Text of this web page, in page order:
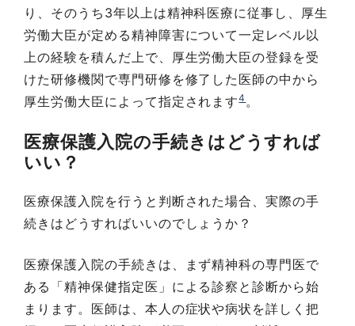
り、そのうち3年以上は精神科医療に従事し、厚生
労働大臣が定める精神障害について一定レベル以
上の経験を積んだ上で、厚生労働大臣の登録を受
けた研修機関で専門研修を修了した医師の中から
厚生労働大臣によって指定されます4。
医療保護入院の手続きはどうすれば
いい？
医療保護入院を行うと判断された場合、実際の手
続きはどうすればいいのでしょうか？
医療保護入院の手続きは、まず精神科の専門医で
ある「精神保健指定医」による診察と診断から始
まります。医師は、本人の症状や病状を詳しく把